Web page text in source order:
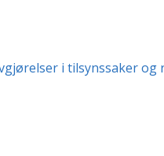
i tilsynssaker